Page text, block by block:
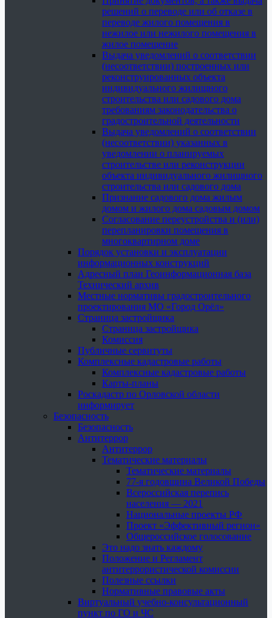
решений о переводе или об отказе в
переводе жилого помещения в
нежилое или нежилого помещения в
жилое помещение
Выдача уведомлений о соответствии
(несоответствии) построенных или
реконструированных объекта
индивидуального жилищного
строительства или садового дома
требованиям законодательства о
градостроительной деятельности
Выдача уведомлений о соответствии
(несоответствии) указанных в
уведомлении о планируемых
строительстве или реконструкции
объекта индивидуального жилищного
строительства или садового дома
Признание садового дома жилым
домом и жилого дома садовым домом
Согласование переустройства и (или)
перепланировки помещения в
многоквартирном доме
Порядок установки и эксплуатации
информационных конструкций
Адресный план Геоинформационная база
Технический архив
Местные нормативы градостроительного
проектирования МО «Город Орёл»
Страница застройщика
Страница застройщика
Комиссия
Публичные сервитуты
Комплексные кадастровые работы
Комплексные кадастровые работы
Карты-планы
Роскадастр по Орловской области
информирует
Безопасность
Безопасность
Антитеррор
Антитеррор
Тематические материалы
Тематические материалы
77-я годовщина Великой Победы
Всероссийская перепись
населения — 2021
Национальные проекты РФ
Проект «Эффективный регион»
Общероссийское голосование
Это надо знать каждому
Положение и Регламент
антитеррористической комиссии
Полезные ссылки
Нормативные правовые акты
Виртуальный учебно-консультационный
пункт по ГО и ЧС